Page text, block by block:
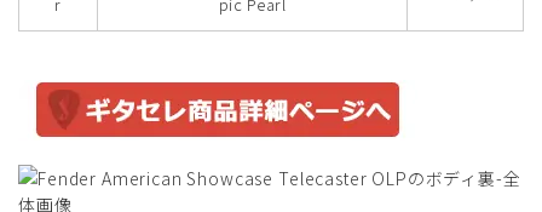
r
pic Pearl